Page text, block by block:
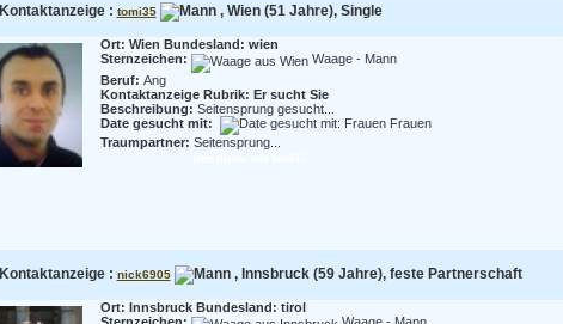
Kontaktanzeige : tomi35 , Wien (51 Jahre), Single
Ort: Wien Bundesland: wien
Sternzeichen:
Waage - Mann
Beruf: Ang
Kontaktanzeige Rubrik: Er sucht Sie
Beschreibung: Seitensprung gesucht...
Date gesucht mit:
Frauen
Traumpartner: Seitensprung...
Kontaktanzeige : nick6905 , Innsbruck (59 Jahre), feste Partnerschaft
Ort: Innsbruck Bundesland: tirol